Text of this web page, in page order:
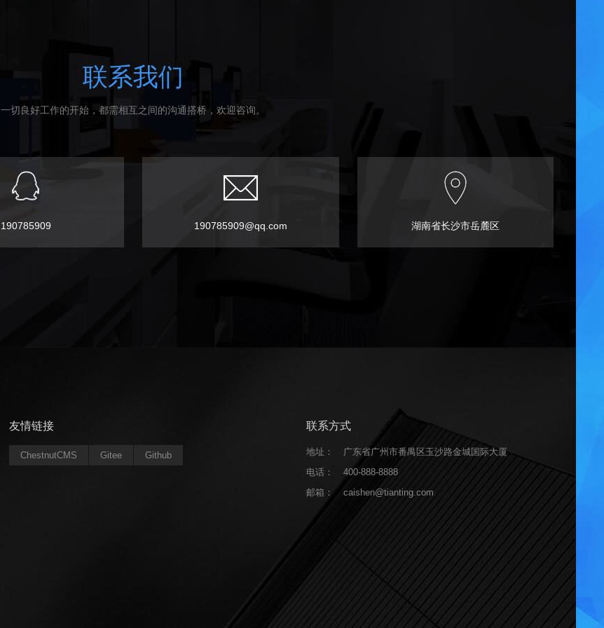
联系我们
一切良好工作的开始，都需相互之间的沟通搭桥，欢迎咨询。
190785909 190785909@qq.com 湖南省长沙市岳麓区
友情链接
ChestnutCMS Gitee Github
联系方式
地址：
广东省广州市番禺区玉沙路金城国际大厦
电话：
400-888-8888
邮箱：
caishen@tianting.com